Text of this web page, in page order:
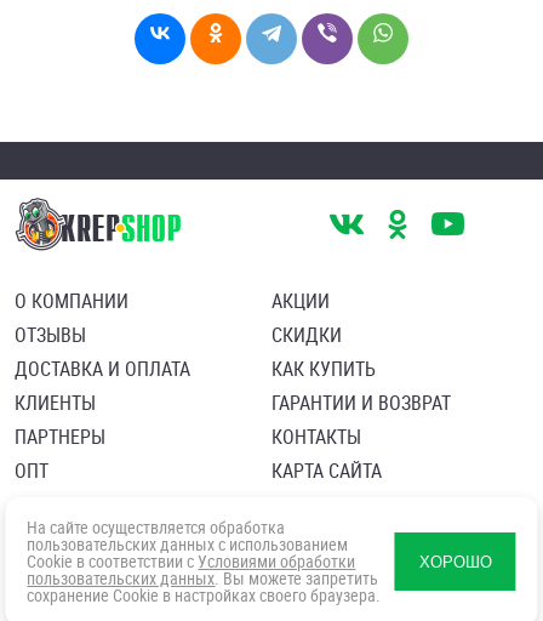
О КОМПАНИИ
ОТЗЫВЫ
ДОСТАВКА И ОПЛАТА
КЛИЕНТЫ
ПАРТНЕРЫ
ОПТ
АКЦИИ
СКИДКИ
КАК КУПИТЬ
ГАРАНТИИ И ВОЗВРАТ
КОНТАКТЫ
КАРТА САЙТА
Политика в отношении обработки персональных данных
Согласие посетителя сайта на обработку персональных данны
На сайте осуществляется обработка
пользовательских данных с использованием
Cookie в соответствии с Условиями обработки
пользовательских данных. Вы можете запретить
сохранение Cookie в настройках своего браузера.
ХОРОШО